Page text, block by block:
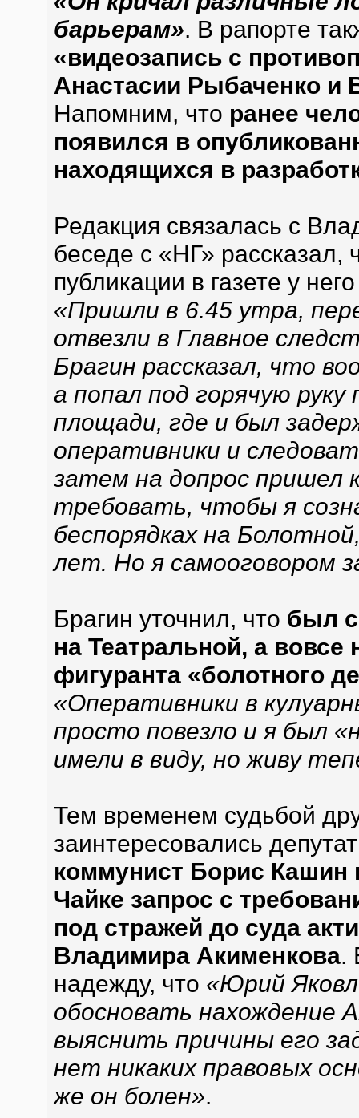
барьерам». В рапорте
«видеозапись с
Анастасии Рыбаченко и
Напомним, что ранее
появился в
находящихся в
Редакция связалась с
беседе с «НГ» рассказал,
публикации в газете у
«Пришли в 6.45 утра,
отвезли в Главное
Брагин рассказал, что
а попал под горячую
площади, где и был
оперативники и
затем на допрос пришел
требовать, чтобы я
беспорядках на
лет. Но я самооговором
Брагин уточнил, что был
на Театральной, а вовсе
фигуранта «болотного
«Оперативники в
просто повезло и я был
имели в виду, но живу
Тем временем судьбой
заинтересовались
коммунист Борис
Чайке запрос с
под стражей до суда
Владимира Акименкова.
надежду, что «Юрий
обосновать нахождение
выяснить причины его
нет никаких правовых
же он болен».